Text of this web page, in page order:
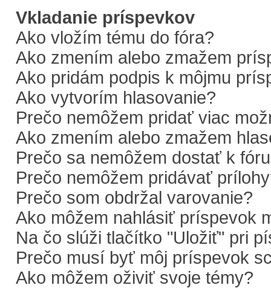
Vkladanie príspevkov
Ako vložím tému do fóra?
Ako zmením alebo zmažem
Ako pridám podpis k môjmu
Ako vytvorím hlasovanie?
Prečo nemôžem pridať viac
Ako zmením alebo zmažem
Prečo sa nemôžem dostať k
Prečo nemôžem pridávať
Prečo som obdržal varovanie?
Ako môžem nahlásiť príspevok
Na čo slúži tlačítko "Uložiť" pri
Prečo musí byť môj príspevok
Ako môžem oživiť svoje témy?